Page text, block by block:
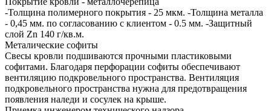
-Толщина полимерного покрытия - 25 мкм. -Толщина металла
- 0,45 мм. по согласованию с клиентом - 0.5 мм. -Защитный
слой Zn 140 г/кв.м.
Металические софиты
Свесы кровли подшиваются прочными пластиковыми
софитами. Благодаря перфорации софиты обеспечивают
вентиляцию подкровельного пространства. Вентиляция
подкровельного пространства нужна для предотвращения
появления наледи и сосулек на крыше.